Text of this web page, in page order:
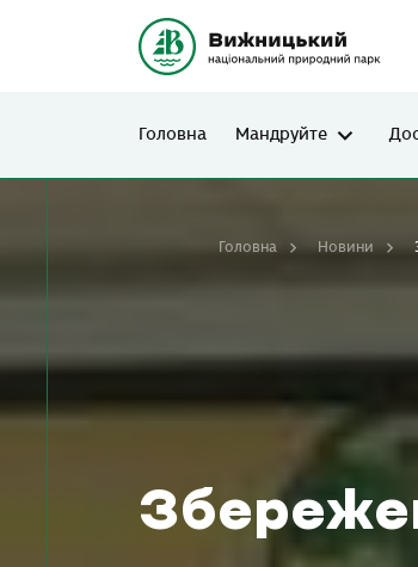
Головна Мандруйте
Головна Новини